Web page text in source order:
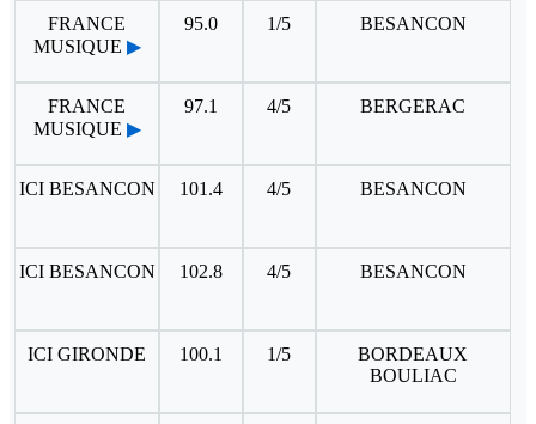
FRANCE
MUSIQUE ▶
95.0 1/5 BESANCON
FRANCE
MUSIQUE ▶
97.1 4/5 BERGERAC
ICI BESANCON 101.4 4/5 BESANCON
ICI BESANCON 102.8 4/5 BESANCON
ICI GIRONDE 100.1 1/5
BORDEAUX
BOULIAC